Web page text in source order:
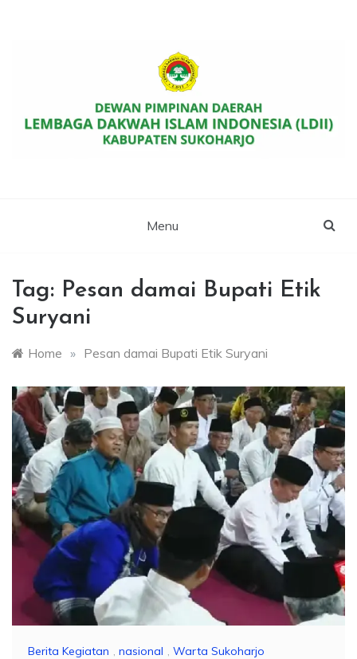
Menu
Tag: Pesan damai Bupati Etik
Suryani
Home » Pesan damai Bupati Etik Suryani
Berita Kegiatan , nasional , Warta Sukoharjo